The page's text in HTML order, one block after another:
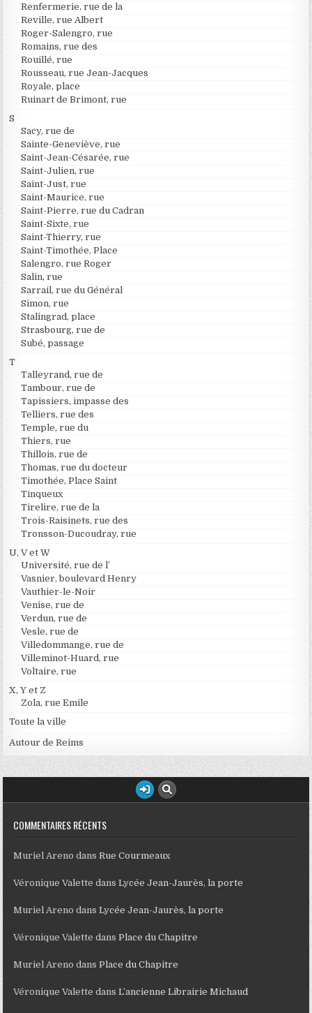
Renfermerie, rue de la
Reville, rue Albert
Roger-Salengro, rue
Romains, rue des
Rouillé, rue
Rousseau, rue Jean-Jacques
Royale, place
Ruinart de Brimont, rue
S
Sacy, rue de
Sainte-Geneviève, rue
Saint-Jean-Césarée, rue
Saint-Julien, rue
Saint-Just, rue
Saint-Maurice, rue
Saint-Pierre, rue du Cadran
Saint-Sixte, rue
Saint-Thierry, rue
Saint-Timothée, Place
Salengro, rue Roger
Salin, rue
Sarrail, rue du Général
Simon, rue
Stalingrad, place
Strasbourg, rue de
Subé, passage
T
Talleyrand, rue de
Tambour, rue de
Tapissiers, impasse des
Telliers, rue des
Temple, rue du
Thiers, rue
Thillois, rue de
Thomas, rue du docteur
Timothée, Place Saint
Tinqueux
Tirelire, rue de la
Trois-Raisinets, rue des
Tronsson-Ducoudray, rue
U, V et W
Université, rue de l’
Vasnier, boulevard Henry
Vauthier-le-Noir
Venise, rue de
Verdun, rue de
Vesle, rue de
Villedommange, rue de
Villeminot-Huard, rue
Voltaire, rue
X, Y et Z
Zola, rue Emile
Toute la ville
Autour de Reims
COMMENTAIRES RÉCENTS
Muriel Areno dansRue Courmeaux
Véronique Valette dansLycée Jean-Jaurès, la porte
Muriel Areno dansLycée Jean-Jaurès, la porte
Véronique Valette dansPlace du Chapitre
Muriel Areno dansPlace du Chapitre
Véronique Valette dansL’ancienne Librairie Michaud